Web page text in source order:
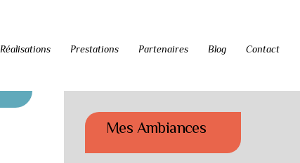
Réalisations Prestations Partenaires Blog Contact
Mes Ambiances